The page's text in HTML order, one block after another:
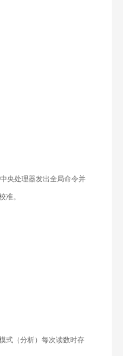
央处理器发出全局命令并
准。
式（分析）每次读数时存